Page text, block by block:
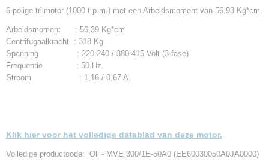
6-polige trilmotor (1000 t.p.m.) met een Arbeidsmoment van 56,93 Kg*cm.
Arbeidsmoment : 56,39 Kg*cm
Centrifugaalkracht : 318 Kg.
Spanning : 220-240 / 380-415 Volt (3-fase)
Frequentie : 50 Hz.
Stroom : 1,16 / 0,67 A.
Klik hier voor het volledige datablad van deze motor.
Volledige productcode: Oli - MVE 300/1E-50A0 (EE60030050A0JA0000)